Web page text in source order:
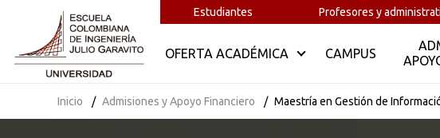
Estudiantes Profesores y
OFERTA ACADÉMICA CAMPUS
Inicio Admisiones y Apoyo Financiero Maestría en Gestión de
Tipo de programa
Requisitos por programa
Estado de admisión